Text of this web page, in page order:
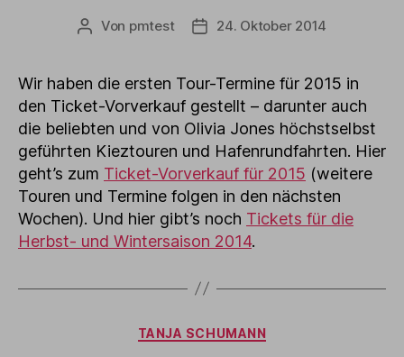
Beitragsautor
Von pmtest Veröffentlichungsdatum
24. Oktober 2014
Wir haben die ersten Tour-Termine für 2015 in
den Ticket-Vorverkauf gestellt – darunter auch
die beliebten und von Olivia Jones höchstselbst
geführten Kieztouren und Hafenrundfahrten. Hier
geht’s zum Ticket-Vorverkauf für 2015 (weitere
Touren und Termine folgen in den nächsten
Wochen). Und hier gibt’s noch Tickets für die
Herbst- und Wintersaison 2014.
TANJA SCHUMANN